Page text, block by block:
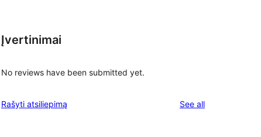
Įvertinimai
No reviews have been submitted yet.
Rašyti atsiliepimą See allreviews